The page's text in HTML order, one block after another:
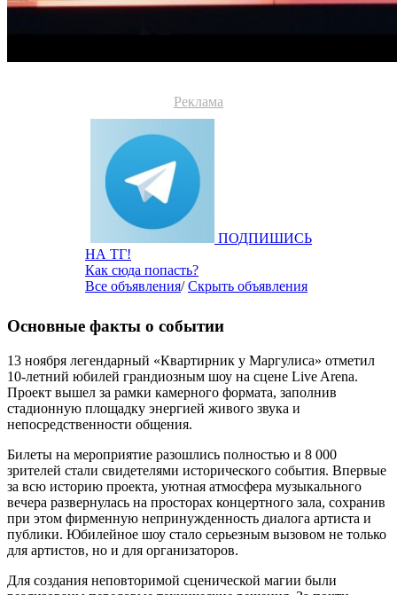
Реклама
ПОДПИШИСЬ
НА ТГ!
Как сюда попасть?
Все объявления/Скрыть объявления
Основные факты о событии
13 ноября легендарный «Квартирник у Маргулиса» отметил
10‑летний юбилей грандиозным шоу на сцене Live Arena.
Проект вышел за рамки камерного формата, заполнив
стадионную площадку энергией живого звука и
непосредственности общения.
Билеты на мероприятие разошлись полностью и 8 000
зрителей стали свидетелями исторического события. Впервые
за всю историю проекта, уютная атмосфера музыкального
вечера развернулась на просторах концертного зала, сохранив
при этом фирменную непринужденность диалога артиста и
публики. Юбилейное шоу стало серьезным вызовом не только
для артистов, но и для организаторов.
Для создания неповторимой сценической магии были